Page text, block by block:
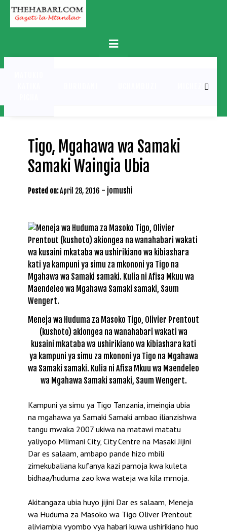
Skip
content
Primary
Menu
MICHEZO
Tigo, Mgahawa wa Samaki
Samaki Waingia Ubia
Posted on:April 28, 2016 - jomushi
Meneja wa Huduma za Masoko Tigo, Olivier Prentout
(kushoto) akiongea na wanahabari wakati wa
kusaini mkataba wa ushirikiano wa kibiashara kati
ya kampuni ya simu za mkononi ya Tigo na Mgahawa
wa Samaki samaki. Kulia ni Afisa Mkuu wa Maendeleo
wa Mgahawa Samaki samaki, Saum Wengert.
Kampuni ya simu ya Tigo Tanzania, imeingia ubia
na mgahawa ya Samaki Samaki ambao ilianzishwa
tangu mwaka 2007 ukiwa na matawi matatu
yaliyopo Mlimani City, City Centre na Masaki Jijini
Dar es salaam, ambapo pande hizo mbili
zimekubaliana kufanya kazi pamoja kwa kuleta
bidhaa/huduma zao kwa wateja wa kila mmoja.
Akitangaza ubia huyo jijini Dar es salaam, Meneja
wa Huduma za Masoko wa Tigo Oliver Prentout
aliviambia vyombo vya habari kuwa ushirikiano huo